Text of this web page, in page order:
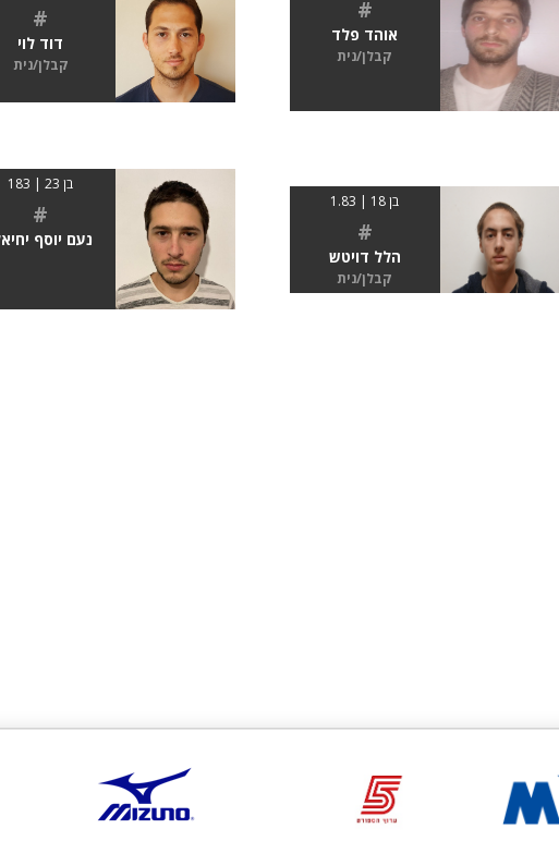
#
אוהד פלד
קבלן/נית
#
דוד לוי
קבלן/נית
בן 18 | 1.83
#
הלל דויטש
קבלן/נית
בן 23 | 183
#
נעם יוסף